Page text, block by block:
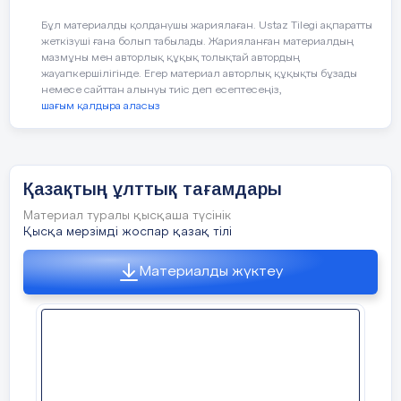
тілек жазады
Ұлттық тағамдарға эссе жазып
Бұл материалды қолданушы жариялаған. Ustaz Tilegi ақпаратты
жеткізуші ғана болып табылады. Жарияланған материалдың
мазмұны мен авторлық құқық толықтай автордың
жауапкершілігінде. Егер материал авторлық құқықты бұзады
немесе сайттан алынуы тиіс деп есептесеңіз,
шағым қалдыра аласыз
Қазақтың ұлттық тағамдары
Материал туралы қысқаша түсінік
Қысқа мерзімді жоспар қазақ тілі
Материалды жүктеу